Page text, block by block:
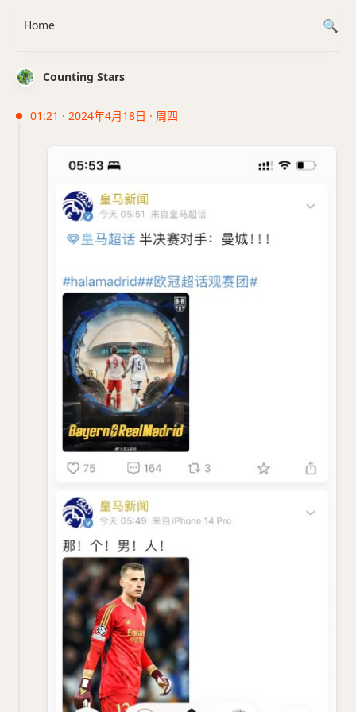
Counting Stars
01:21 · 2024年4月18日 · 周四
Home